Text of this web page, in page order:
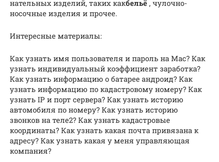
нательных изделий, таких какбельё , чулочно-
носочные изделия и прочее.
Интересные материалы:
Как узнать имя пользователя и пароль на Mac? Как
узнать индивидуальный коэффициент заработка?
Как узнать информацию о батарее андроид? Как
узнать информацию по кадастровому номеру? Как
узнать IP и порт сервера? Как узнать историю
автомобиля по номеру? Как узнать историю
звонков на теле2? Как узнать кадастровые
координаты? Как узнать какая почта привязана к
адресу? Как узнать какая у меня управляющая
компания?